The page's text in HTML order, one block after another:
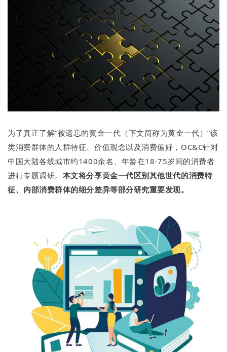
为了真正了解“被遗忘的黄金一代（下文简称为黄金一代）”该
类消费群体的人群特征、价值观念以及消费偏好，OC&C针对
中国大陆各线城市约1400余名、年龄在18-75岁间的消费者
进行专题调研。 本文将分享黄金一代区别其他世代的消费特
征、内部消费群体的细分差异等部分研究重要发现。